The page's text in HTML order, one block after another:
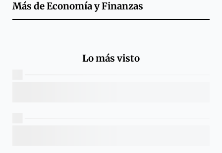
Más deEconomía y Finanzas
Lo más visto